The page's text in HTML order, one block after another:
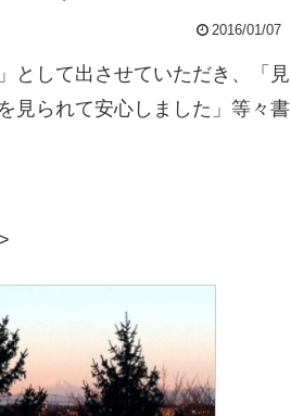
2016/01/07
として出させていただき、「見
見られて安心しました」等々書